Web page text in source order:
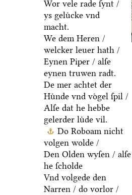
Wor vele rade ſynt /
ys geluͤcke vnd
macht.
We dem Heren /
welcker leuer hath /
Eynen Piper / alſe
eynen truwen radt.
De mer achtet der
Huͤnde vnd voͤgel ſpil /
Alſe dat he hebbe
gelerder luͤde vil.
Do Roboam nicht
volgen wolde /
Den Olden wyſen / alſe
he ſcholde
Vnd volgede den
Narren / do vorlor /